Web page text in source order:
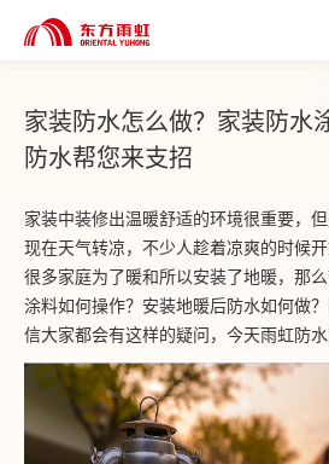
家装防水怎么做？家装防水
防水帮您来支招
家装中装修出温暖舒适的环境很重要，
现在天气转凉，不少人趁着凉爽的时候
很多家庭为了暖和所以安装了地暖，那
涂料如何操作？安装地暖后防水如何做
信大家都会有这样的疑问，今天雨虹防